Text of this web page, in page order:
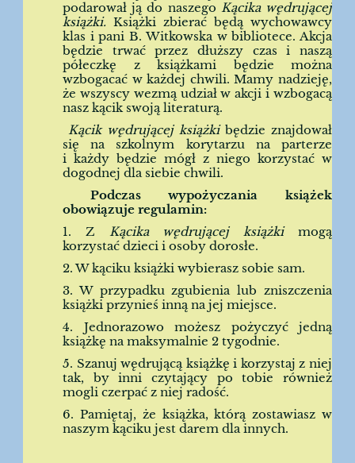
podarował ją do naszego Kącika wędrującej
książki. Książki zbierać będą wychowawcy
klas i pani B. Witkowska w bibliotece. Akcja
będzie trwać przez dłuższy czas i naszą
półeczkę z książkami będzie można
wzbogacać w każdej chwili. Mamy nadzieję,
że wszyscy wezmą udział w akcji i wzbogacą
nasz kącik swoją literaturą.
Kącik wędrującej książkibędzie znajdował
się na szkolnym korytarzu na parterze
i każdy będzie mógł z niego korzystać w
dogodnej dla siebie chwili.
Podczas wypożyczania książek
obowiązuje regulamin:
1. Z Kącika wędrującej książkimogą
korzystać dzieci i osoby dorosłe.
2. W kąciku książki wybierasz sobie sam.
3. W przypadku zgubienia lub zniszczenia
książki przynieś inną na jej miejsce.
4. Jednorazowo możesz pożyczyć jedną
książkę na maksymalnie 2 tygodnie.
5. Szanuj wędrującą książkę i korzystaj z niej
tak, by inni czytający po tobie również
mogli czerpać z niej radość.
6. Pamiętaj, że książka, którą zostawiasz w
naszym kąciku jest darem dla innych.